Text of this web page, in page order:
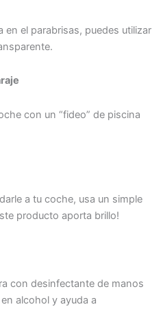
en el parabrisas, puedes utilizar
con un “fideo” de piscina
a tu coche, usa un simple
producto aporta brillo!
con desinfectante de manos
alcohol y ayuda a